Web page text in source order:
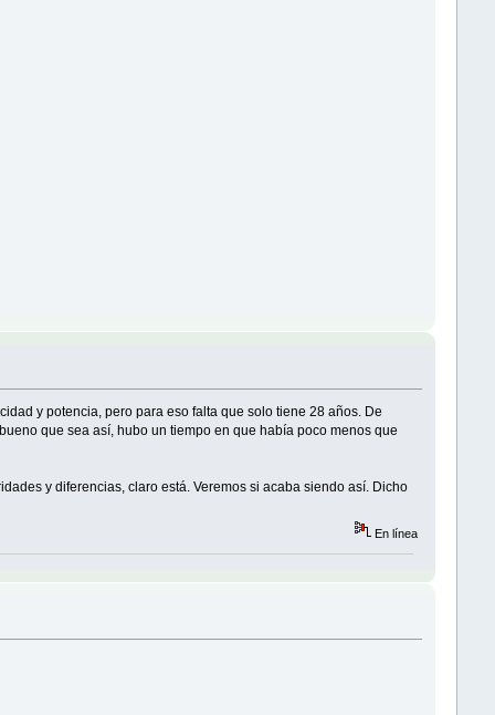
y potencia, pero para eso falta que solo tiene 28 años. De
que sea así, hubo un tiempo en que había poco menos que
y diferencias, claro está. Veremos si acaba siendo así. Dicho
En línea